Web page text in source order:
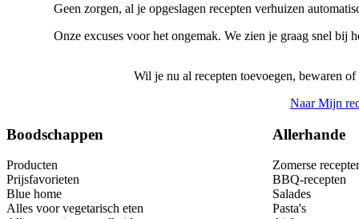
Geen zorgen, al je opgeslagen recepten verhuizen
Onze excuses voor het ongemak. We zien je graag snel bij
Wil je nu al recepten toevoegen, bewaren
Naar Mijn
Boodschappen
Producten
Prijsfavorieten
Blue home
Alles voor vegetarisch eten
Allerhande
Zomerse
BBQ-recepten
Salades
Pasta's